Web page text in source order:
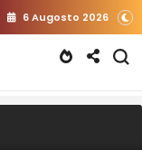
6 Augosto 2026